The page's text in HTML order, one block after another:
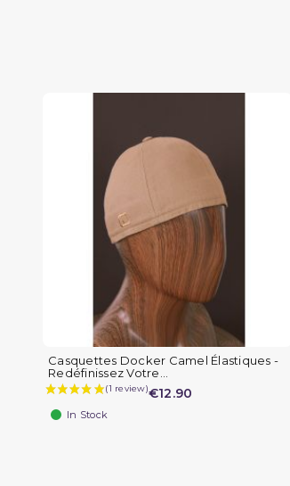
Casquettes Docker Camel Élastiques -
Redéfinissez Votre...
€12.90
In Stock